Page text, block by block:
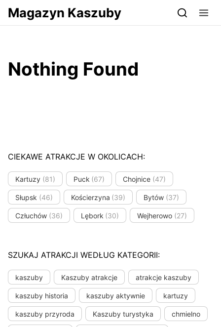
Przejdź do serwisu magazynkaszuby.pl
Magazyn Kaszuby
Nothing Found
CIEKAWE ATRAKCJE W OKOLICACH:
Kartuzy (81) Puck (67) Chojnice (47)
Słupsk (46) Kościerzyna (39) Bytów (37)
Człuchów (36) Lębork (30) Wejherowo (27)
SZUKAJ ATRAKCJI WEDŁUG KATEGORII:
kaszuby Kaszuby atrakcje atrakcje kaszuby
kaszuby historia kaszuby aktywnie kartuzy
kaszuby przyroda Kaszuby turystyka chmielno